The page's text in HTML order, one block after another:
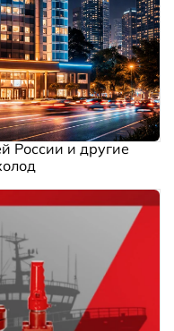
России и другие